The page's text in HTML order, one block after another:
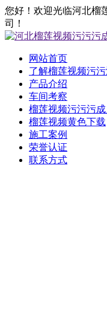
您好！欢迎光临河
司！
网站首页
了解榴莲视频污污
产品介绍
车间考察
榴莲视频污污污
榴莲视频黄色下载
施工案例
荣誉认证
联系方式